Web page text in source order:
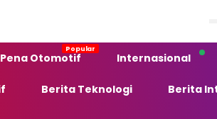
Pena Otomotif Internasional
Berita Teknologi Berita